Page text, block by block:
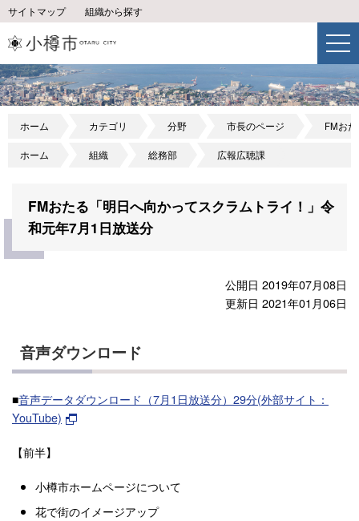
サイトマップ 組織から探す
ホーム カテゴリ 分野 市長のページ FMお
ホーム 組織 総務部 広報広聴課
FMおたる「明日へ向かってスクラムトライ！」令
和元年7月1日放送分
公開日 2019年07月08日
更新日 2021年01月06日
音声ダウンロード
■音声データダウンロード（7月1日放送分）29分(外部サイト：
YouTube)
【前半】
小樽市ホームページについて
花で街のイメージアップ